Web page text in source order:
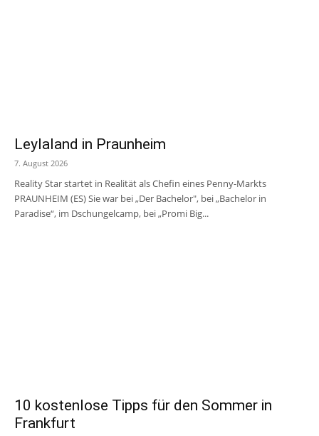
Leylaland in Praunheim
7. August 2026
Reality Star startet in Realität als Chefin eines Penny-Markts
PRAUNHEIM (ES) Sie war bei „Der Bachelor", bei „Bachelor in
Paradise“, im Dschungelcamp, bei „Promi Big...
10 kostenlose Tipps für den Sommer in
Frankfurt